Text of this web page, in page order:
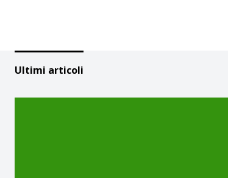
Ultimi articoli